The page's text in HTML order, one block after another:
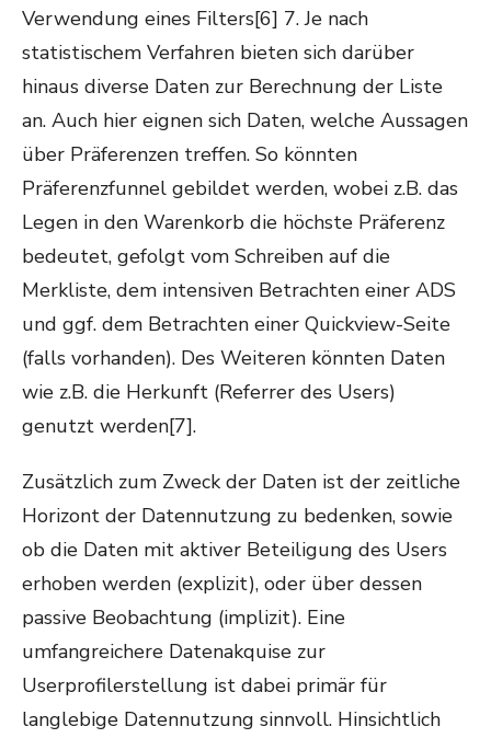
Verwendung eines Filters[6] 7. Je nach
statistischem Verfahren bieten sich darüber
hinaus diverse Daten zur Berechnung der Liste
an. Auch hier eignen sich Daten, welche Aussagen
über Präferenzen treffen. So könnten
Präferenzfunnel gebildet werden, wobei z.B. das
Legen in den Warenkorb die höchste Präferenz
bedeutet, gefolgt vom Schreiben auf die
Merkliste, dem intensiven Betrachten einer ADS
und ggf. dem Betrachten einer Quickview-Seite
(falls vorhanden). Des Weiteren könnten Daten
wie z.B. die Herkunft (Referrer des Users)
genutzt werden[7].
Zusätzlich zum Zweck der Daten ist der zeitliche
Horizont der Datennutzung zu bedenken, sowie
ob die Daten mit aktiver Beteiligung des Users
erhoben werden (explizit), oder über dessen
passive Beobachtung (implizit). Eine
umfangreichere Datenakquise zur
Userprofilerstellung ist dabei primär für
langlebige Datennutzung sinnvoll. Hinsichtlich